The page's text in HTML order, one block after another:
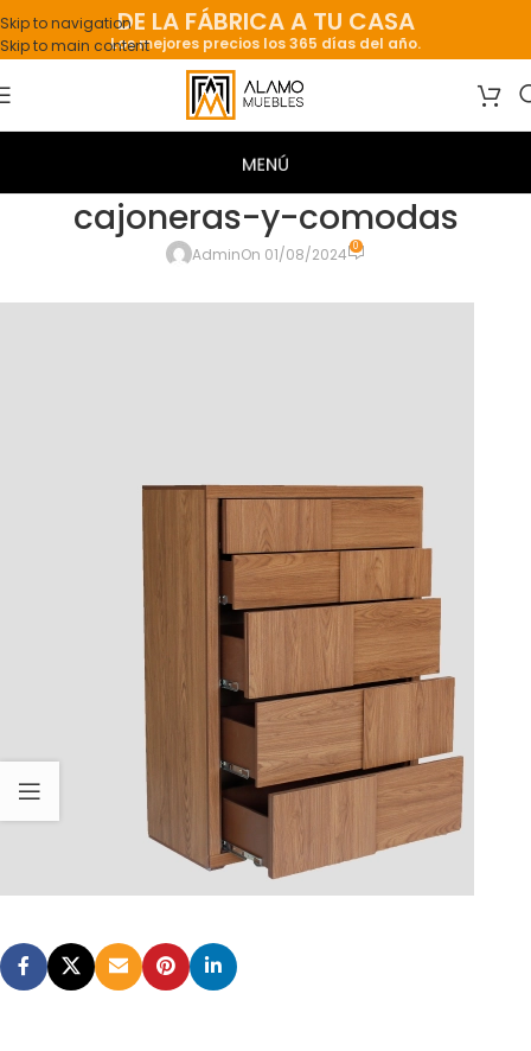
Skip to navigation
Skip to main content
DE LA FÁBRICA A TU CASA
Los mejores precios los 365 días del año.
cajoneras-y-comodas
AdminOn 01/08/2024 0